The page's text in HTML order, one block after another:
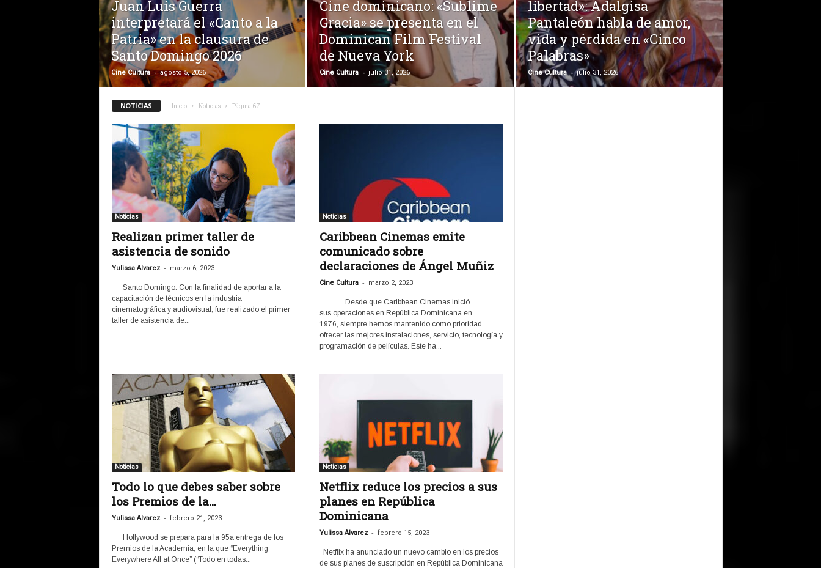
Juan Luis Guerra
interpretará el «Canto a la
Patria» en la clausura de
Santo Domingo 2026
Cine Cultura - agosto 5, 2026
Cine dominicano: «Sublime
Gracia» se presenta en el
Dominican Film Festival
de Nueva York
Cine Cultura - julio 31, 2026
libertad»: Adalgisa
Pantaleón habla de amor,
vida y pérdida en «Cinco
Palabras»
Cine Cultura - julio 31, 2026
NOTICIAS Inicio Noticias Página 67
Noticias
Realizan primer taller de
asistencia de sonido
Yulissa Alvarez - marzo 6, 2023
Santo Domingo. Con la finalidad de aportar a la
capacitación de técnicos en la industria
cinematográfica y audiovisual, fue realizado el primer
taller de asistencia de...
Noticias
Caribbean Cinemas emite
comunicado sobre
declaraciones de Ángel Muñiz
Cine Cultura - marzo 2, 2023
Desde que Caribbean Cinemas inició
sus operaciones en República Dominicana en
1976, siempre hemos mantenido como prioridad
ofrecer las mejores instalaciones, servicio, tecnología y
programación de películas. Este ha...
Noticias
Todo lo que debes saber sobre
los Premios de la...
Yulissa Alvarez - febrero 21, 2023
Hollywood se prepara para la 95a entrega de los
Premios de la Academia, en la que “Everything
Everywhere All at Once” (“Todo en todas...
Noticias
Netflix reduce los precios a sus
planes en República
Dominicana
Yulissa Alvarez - febrero 15, 2023
Netflix ha anunciado un nuevo cambio en los precios
de sus planes de suscripción en República Dominicana